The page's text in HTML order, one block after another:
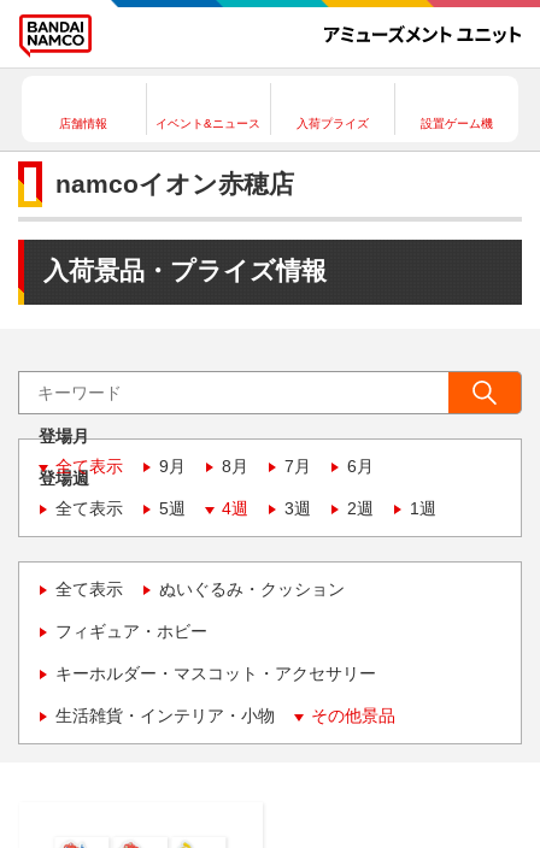
店舗情報 イベント&ニュース 入荷プライズ 設置ゲーム機
namcoイオン赤穂店
入荷景品・プライズ情報
登場月
全て表示
9月 8月 7月 6月
登場週
全て表示
5週 4週 3週 2週 1週
全て表示 ぬいぐるみ・クッション
フィギュア・ホビー
キーホルダー・マスコット・アクセサリー
生活雑貨・インテリア・小物 その他景品